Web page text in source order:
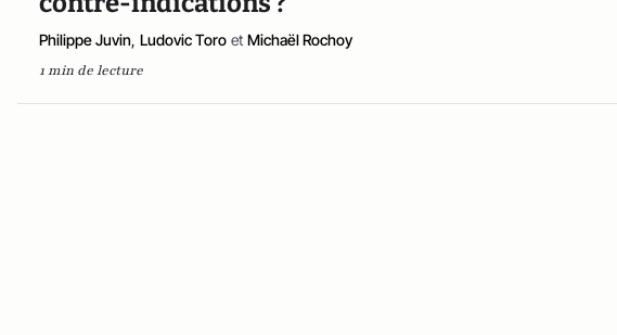
Philippe Juvin, Ludovic Toro et Michaël Rochoy
1 min de lecture